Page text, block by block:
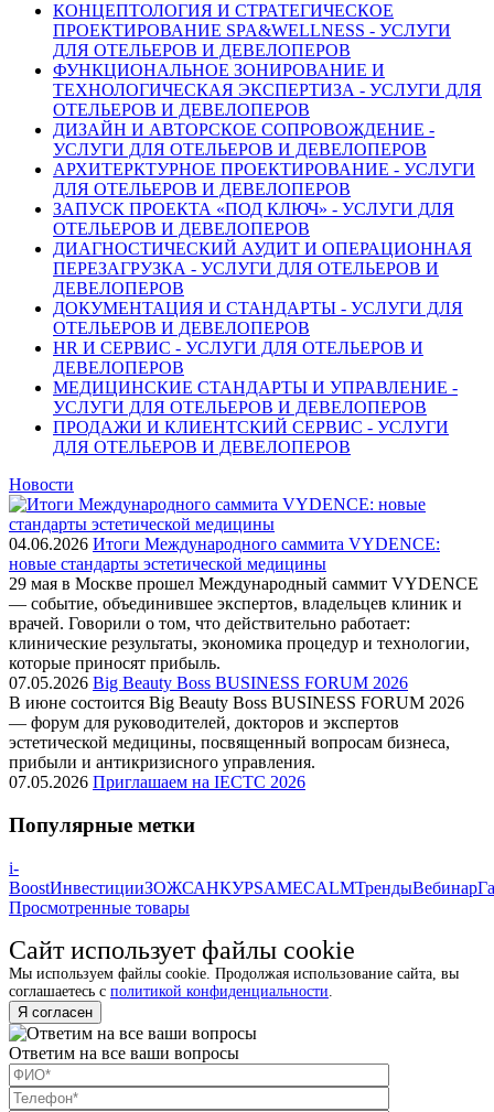
КОНЦЕПТОЛОГИЯ И СТРАТЕГИЧЕСКОЕ
ПРОЕКТИРОВАНИЕ SPA&WELLNESS - УСЛУГИ
ДЛЯ ОТЕЛЬЕРОВ И ДЕВЕЛОПЕРОВ
ФУНКЦИОНАЛЬНОЕ ЗОНИРОВАНИЕ И
ТЕХНОЛОГИЧЕСКАЯ ЭКСПЕРТИЗА - УСЛУГИ ДЛЯ
ОТЕЛЬЕРОВ И ДЕВЕЛОПЕРОВ
ДИЗАЙН И АВТОРСКОЕ СОПРОВОЖДЕНИЕ -
УСЛУГИ ДЛЯ ОТЕЛЬЕРОВ И ДЕВЕЛОПЕРОВ
АРХИТЕРКТУРНОЕ ПРОЕКТИРОВАНИЕ - УСЛУГИ
ДЛЯ ОТЕЛЬЕРОВ И ДЕВЕЛОПЕРОВ
ЗАПУСК ПРОЕКТА «ПОД КЛЮЧ» - УСЛУГИ ДЛЯ
ОТЕЛЬЕРОВ И ДЕВЕЛОПЕРОВ
ДИАГНОСТИЧЕСКИЙ АУДИТ И ОПЕРАЦИОННАЯ
ПЕРЕЗАГРУЗКА - УСЛУГИ ДЛЯ ОТЕЛЬЕРОВ И
ДЕВЕЛОПЕРОВ
ДОКУМЕНТАЦИЯ И СТАНДАРТЫ - УСЛУГИ ДЛЯ
ОТЕЛЬЕРОВ И ДЕВЕЛОПЕРОВ
HR И СЕРВИС - УСЛУГИ ДЛЯ ОТЕЛЬЕРОВ И
ДЕВЕЛОПЕРОВ
МЕДИЦИНСКИЕ СТАНДАРТЫ И УПРАВЛЕНИЕ -
УСЛУГИ ДЛЯ ОТЕЛЬЕРОВ И ДЕВЕЛОПЕРОВ
ПРОДАЖИ И КЛИЕНТСКИЙ СЕРВИС - УСЛУГИ
ДЛЯ ОТЕЛЬЕРОВ И ДЕВЕЛОПЕРОВ
Новости
04.06.2026 Итоги Международного саммита VYDENCE:
новые стандарты эстетической медицины
29 мая в Москве прошел Международный саммит VYDENCE
— событие, объединившее экспертов, владельцев клиник и
врачей. Говорили о том, что действительно работает:
клинические результаты, экономика процедур и технологии,
которые приносят прибыль.
07.05.2026 Big Beauty Boss BUSINESS FORUM 2026
В июне состоится Big Beauty Boss BUSINESS FORUM 2026
— форум для руководителей, докторов и экспертов
эстетической медицины, посвященный вопросам бизнеса,
прибыли и антикризисного управления.
07.05.2026 Приглашаем на IECTC 2026
Популярные метки
i-
BoostИнвестицииЗОЖСАНКУРSAMECALMТрендыВебинар
Просмотренные товары
Сайт использует файлы cookie
Мы используем файлы cookie. Продолжая использование сайта, вы
соглашаетесь с политикой конфиденциальности
Я согласен
Ответим на все ваши вопросы